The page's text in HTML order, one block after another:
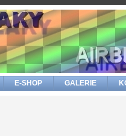
E-SHOP GALERIE